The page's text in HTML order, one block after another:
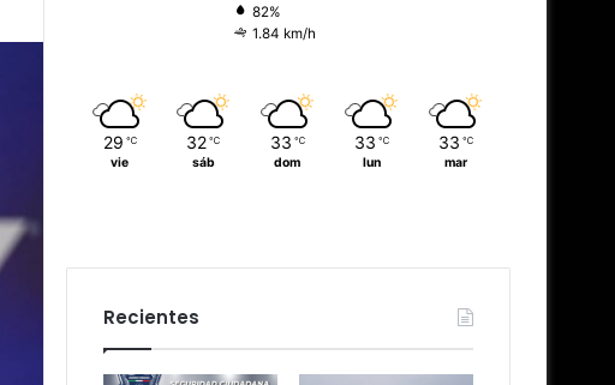
82%
1.84 km/h
29 ℃
vie
32 ℃
sáb
33 ℃
dom
33 ℃
lun
33 ℃
mar
Recientes